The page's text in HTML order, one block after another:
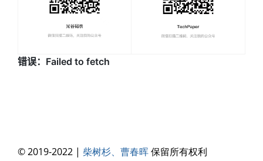
© 2019-2022 | 柴树杉、曹春晖保留所有权利